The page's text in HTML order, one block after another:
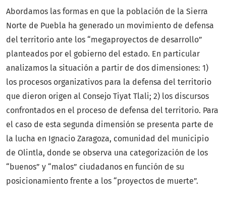
Abordamos las formas en que la población de la Sierra
Norte de Puebla ha generado un movimiento de defensa
del territorio ante los “megaproyectos de desarrollo”
planteados por el gobierno del estado. En particular
analizamos la situación a partir de dos dimensiones: 1)
los procesos organizativos para la defensa del territorio
que dieron origen al Consejo Tiyat Tlali; 2) los discursos
confrontados en el proceso de defensa del territorio. Para
el caso de esta segunda dimensión se presenta parte de
la lucha en Ignacio Zaragoza, comunidad del municipio
de Olintla, donde se observa una categorización de los
“buenos” y “malos” ciudadanos en función de su
posicionamiento frente a los “proyectos de muerte”.